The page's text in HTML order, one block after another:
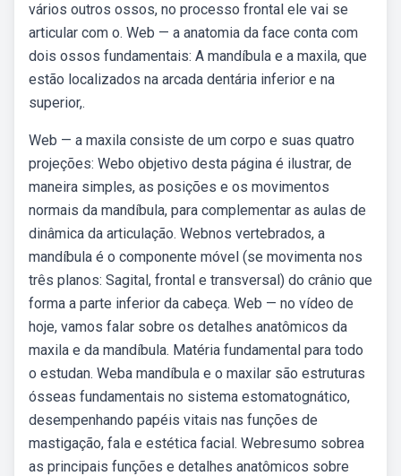
vários outros ossos, no processo frontal ele vai se
articular com o. Web — a anatomia da face conta com
dois ossos fundamentais: A mandíbula e a maxila, que
estão localizados na arcada dentária inferior e na
superior,.
Web — a maxila consiste de um corpo e suas quatro
projeções: Webo objetivo desta página é ilustrar, de
maneira simples, as posições e os movimentos
normais da mandíbula, para complementar as aulas de
dinâmica da articulação. Webnos vertebrados, a
mandíbula é o componente móvel (se movimenta nos
três planos: Sagital, frontal e transversal) do crânio que
forma a parte inferior da cabeça. Web — no vídeo de
hoje, vamos falar sobre os detalhes anatômicos da
maxila e da mandíbula. Matéria fundamental para todo
o estudan. Weba mandíbula e o maxilar são estruturas
ósseas fundamentais no sistema estomatognático,
desempenhando papéis vitais nas funções de
mastigação, fala e estética facial. Webresumo sobrea
as principais funções e detalhes anatômicos sobre